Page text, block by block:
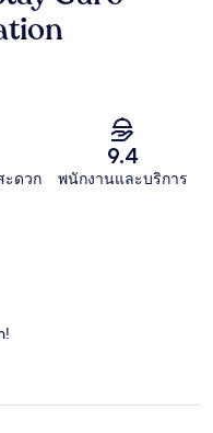
ะดวก
9.4
พนักงานและบริการ